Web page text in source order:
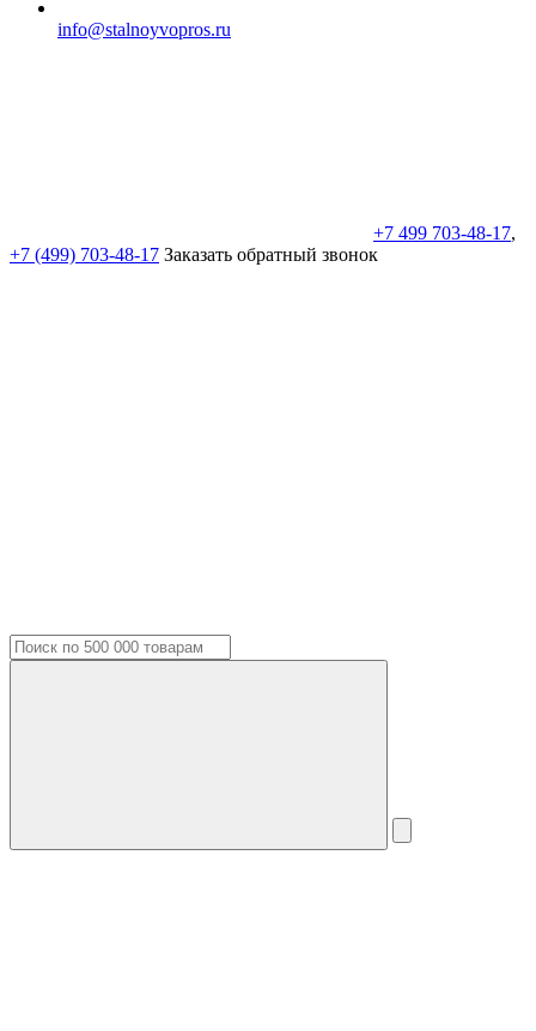
info@stalnoyvopros.ru
+7 499 703-48-17,
+7 (499) 703-48-17 Заказать обратный звонок